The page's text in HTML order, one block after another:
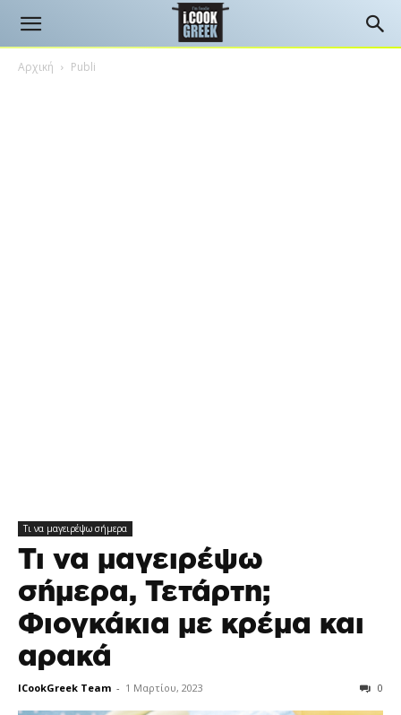
Αρχική Publi
Τι να μαγειρέψω σήμερα
Τι να μαγειρέψω
σήμερα, Τετάρτη;
Φιογκάκια με κρέμα και
αρακά
ICookGreek Team - 1 Μαρτίου, 2023 0